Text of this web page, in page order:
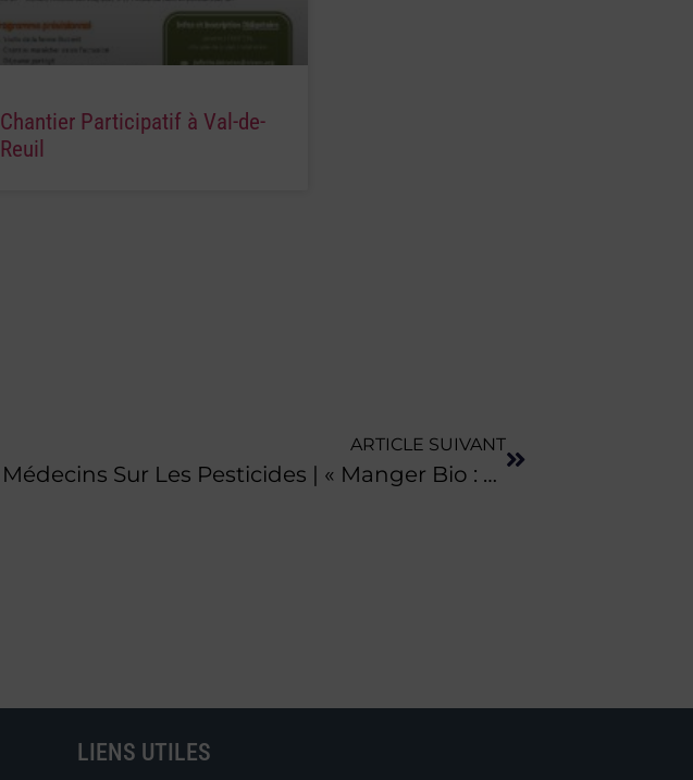
Chantier Participatif à Val-de-
Reuil
ARTICLE SUIVANT
Alerte Des Médecins Sur Les Pesticides | « Manger Bio : Un Enjeu Majeur De Santé Publique Ignoré Du Ministère De L’agriculture Et De L’alimentation
LIENS UTILES